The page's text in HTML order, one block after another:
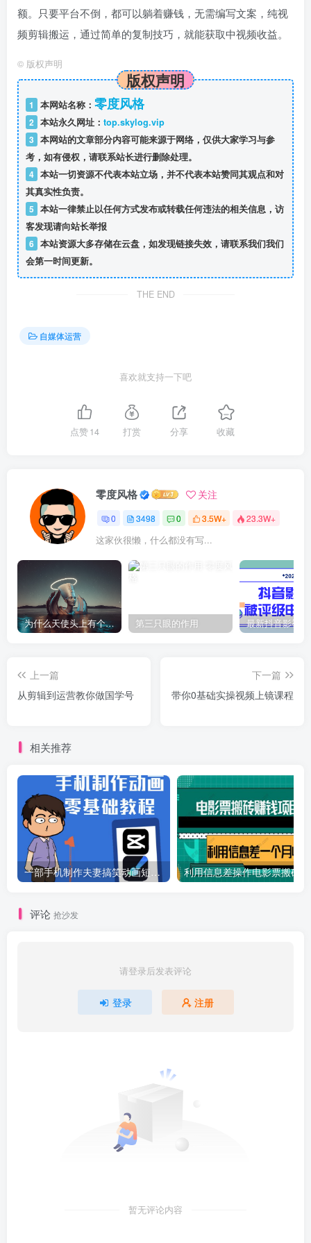
额。只要平台不倒，都可以躺着赚钱，无需编写文案，纯视
频剪辑搬运，通过简单的复制技巧，就能获取中视频收益。
© 版权声明
版权声明
1 本网站名称： 零度风格
2 本站永久网址： top.skylog.vip
3 本网站的文章部分内容可能来源于网络，仅供大家学习与参
考，如有侵权，请联系站长进行删除处理。
4 本站一切资源不代表本站立场，并不代表本站赞同其观点和对
其真实性负责。
5 本站一律禁止以任何方式发布或转载任何违法的相关信息，访
客发现请向站长举报
6 本站资源大多存储在云盘，如发现链接失效，请联系我们我们
会第一时间更新。
THE END
自媒体运营
喜欢就支持一下吧
点赞14 打赏 分享 收藏
零度风格 关注
0 3498 0 3.5W+ 23.3W+
这家伙很懒，什么都没有写...
为什么天使头上有个圈？ 第三只眼的作用
上一篇
从剪辑到运营教你做国学号
下一篇
带你0基础实操视频上镜课程
相关推荐
一部手机制作夫妻搞笑动画短视频教程，零基础也能快速上手
评论 抢沙发
请登录后发表评论
登录 注册
暂无评论内容